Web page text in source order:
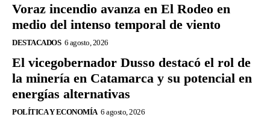
Voraz incendio avanza en El Rodeo en
medio del intenso temporal de viento
DESTACADOS 6 agosto, 2026
El vicegobernador Dusso destacó el rol de
la minería en Catamarca y su potencial en
energías alternativas
POLÍTICA Y ECONOMÍA 6 agosto, 2026